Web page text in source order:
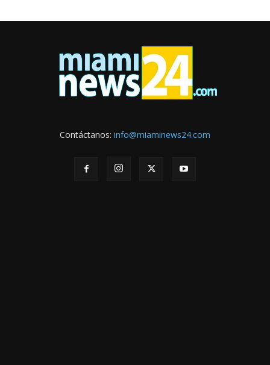
Contáctanos: info@miaminews24.com